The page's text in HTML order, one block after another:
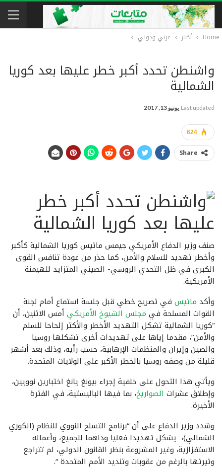
Home أخبار عربي ودولي
واشنطن تحدد أكبر خطر عليها بعد كوريا
الشمالية
Last updated يونيو 13, 2017
624
Share
صنف وزير الدفاع الأمريكي جيمس ماتيس كوريا الشمالية كأكبر
وأخطر تهديد للسلام والأمن، كما حذر من عودة تنافس القوى
الكبرى في ظل التحدي الروسي- الصيني المتزايد للهيمنة
الأمريكية.
وأكد ماتيس في تصريح خطي قبل جلسة استماع أمام لجنة
القوات المسلحة في مجلس الشيوخ الأمريكي أمس الاثنين، أن
“كوريا الشمالية تشكل التهديد الأخطر والأكثر إلحاحا للسلم
والأمن”، مقدما إياها على تهديدات أخرى تشكلها روسيا
والصين وإيران والمنظمات الإرهابية، حسب رأيه، وذلك بعد أشهر
قليلة من وصفه روسيا بالخطر الأكبر على الولايات المتحدة.
ويأتي هذا التحول على خلفية إجراء بيونغ يانغ اختبارين نوويين،
وإطلاق عشرات الصواريخ، بما فيها الباليستية، في الفترة
الأخيرة.
وشدد وزير الدفاع على أن “برنامج التسلح النووي للنظام (الكوري
الشمالي)، يشكل تهديدا فعليا وداهما للجميع، وأعماله
الاستفزازية، وغير المشروعة بنظر القانون الدولي، لم تتراجع
وتيرتها بالرغم من عقوبات وتنديد الأمم المتحدة “.